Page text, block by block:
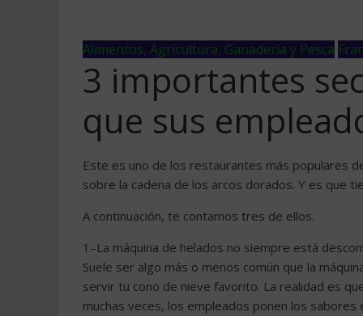
Alimentos, Agricultura, Ganaderia y Pesca
3 importantes
que sus
Este es uno de los restaurantes más populares
sobre la cadena de los arcos dorados. Y es que
A continuación, te contamos tres de ellos.
1–La máquina de helados no siempre está
Suele ser algo más o menos común que la
servir tu cono de nieve favorito. La realidad es
muchas veces, los empleados ponen los sabores